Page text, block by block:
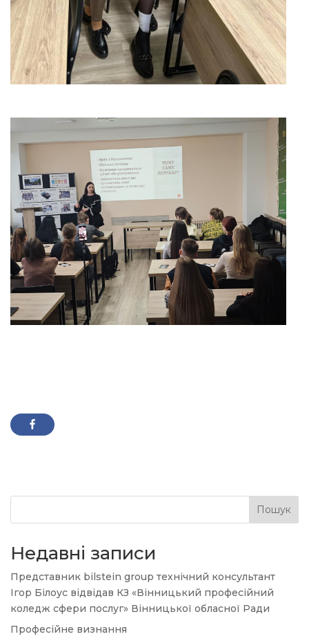
Пошук
Недавні записи
Представник bilstein group технічний консультант
Ігор Білоус відвідав КЗ «Вінницький професійний
коледж сфери послуг» Вінницької обласної Ради
Професійне визнання